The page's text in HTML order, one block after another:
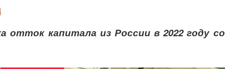
отток капитала из России в 2022 году